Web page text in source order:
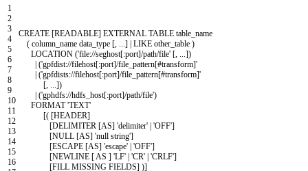
1
2
3
4
5
6
7
8
9
10
11
12
13
14
15
16
CREATE [READABLE] EXTERNAL TABLE table_name
( column_name data type [ ] | LIKE other table )
LOCATION ('file://seghost[:port]/path/file' [ ])
| ('gpfdist://filehost[:port]/file_pattern[#transform]'
| ('gpfdists://filehost[:port]/file_pattern[#transform]'
[
])
| ('gphdfs://hdfs_host[:port]/path/file')
FORMAT 'TEXT'
[( [HEADER]
[DELIMITER [AS] 'delimiter' | 'OFF']
[NULL [AS] 'null string']
[ESCAPE [AS] 'escape' | 'OFF']
[NEWLINE [ AS ] 'LF' | 'CR' | 'CRLF']
[FILL MISSING FIELDS] )]